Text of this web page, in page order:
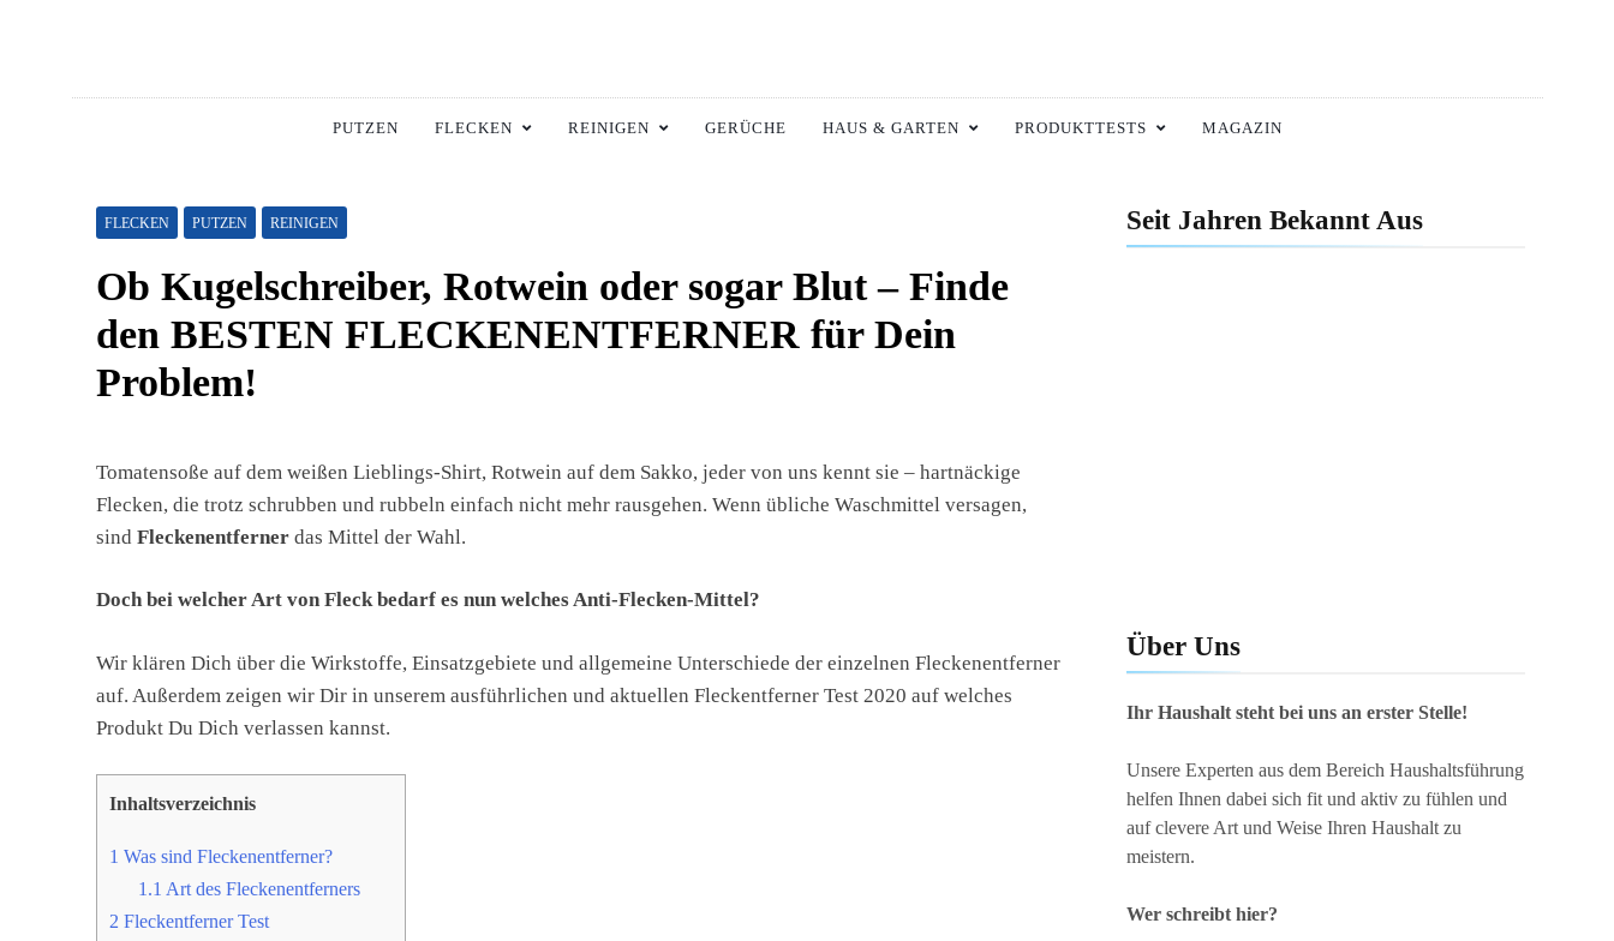
Haushaltswiki.de
Die Besten Tipps Für Zuhause.
PUTZEN FLECKEN REINIGEN GERÜCHE HAUS & GARTEN PRODUKTTESTS MAGAZIN
FLECKEN PUTZEN REINIGEN
Ob Kugelschreiber, Rotwein oder sogar Blut – Finde
den BESTEN FLECKENENTFERNER für Dein
Problem!
Tomatensoße auf dem weißen Lieblings-Shirt, Rotwein auf dem Sakko, jeder von uns kennt sie – hartnäckige
Flecken, die trotz schrubben und rubbeln einfach nicht mehr rausgehen. Wenn übliche Waschmittel versagen,
sind Fleckenentfernerdas Mittel der Wahl.
Doch bei welcher Art von Fleck bedarf es nun welches Anti-Flecken-Mittel?
Wir klären Dich über die Wirkstoffe, Einsatzgebiete und allgemeine Unterschiede der einzelnen Fleckenentferner
auf. Außerdem zeigen wir Dir in unserem ausführlichen und aktuellen Fleckentferner Test 2020 auf welches
Produkt Du Dich verlassen kannst.
Inhaltsverzeichnis
1 Was sind Fleckenentferner?
1.1 Art des Fleckenentferners
2 Fleckentferner Test
Seit Jahren Bekannt Aus
Über Uns
Ihr Haushalt steht bei uns an erster Stelle!
Unsere Experten aus dem Bereich Haushaltsführung
helfen Ihnen dabei sich fit und aktiv zu fühlen und
auf clevere Art und Weise Ihren Haushalt zu
meistern.
Wer schreibt hier?